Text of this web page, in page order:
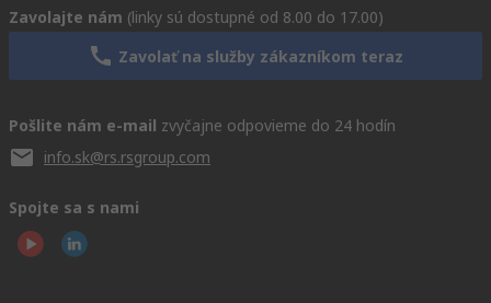
Zavolajte nám (linky sú dostupné od 8.00 do 17.00)
Zavolať na služby zákazníkom teraz
Pošlite nám e-mail zvyčajne odpovieme do 24 hodín
info.sk@rs.rsgroup.com
Spojte sa s nami